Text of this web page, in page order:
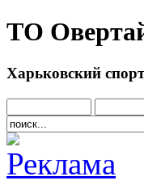
ТО
Харьковский